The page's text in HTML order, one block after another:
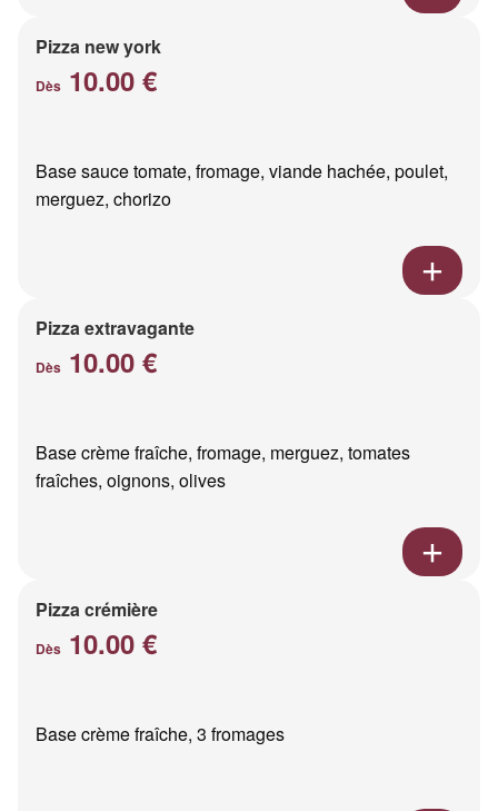
Pizza new york
Dès 10.00 €
Base sauce tomate, fromage, viande hachée, poulet,
merguez, chorizo
Pizza extravagante
Dès 10.00 €
Base crème fraîche, fromage, merguez, tomates
fraîches, oignons, olives
Pizza crémière
Dès 10.00 €
Base crème fraîche, 3 fromages